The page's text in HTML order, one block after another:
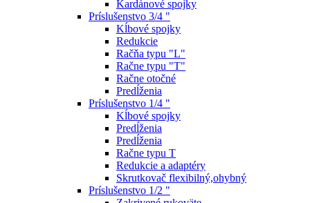
Kardánové spojky
Príslušenstvo 3/4 "
Kĺbové spojky
Redukcie
Račňa typu "L"
Račne typu "T"
Račne otočné
Predĺženia
Príslušenstvo 1/4 "
Kĺbové spojky
Predĺženia
Predĺženia
Račne typu T
Redukcie a adaptéry
Skrutkovač flexibilný,ohybný
Príslušenstvo 1/2 "